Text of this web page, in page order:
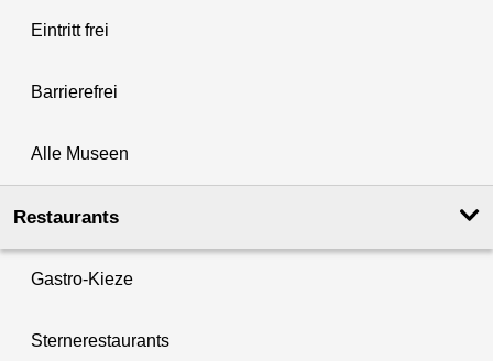
Eintritt frei
Barrierefrei
Alle Museen
Restaurants
Gastro-Kieze
Sternerestaurants